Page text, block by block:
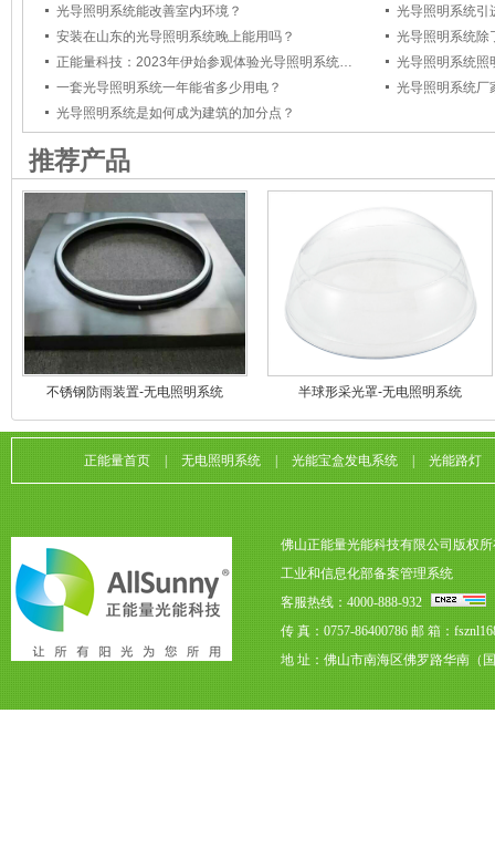
光导照明系统能改善室内环境？
光导照明系统引
安装在山东的光导照明系统晚上能用吗？
光导照明系统除
正能量科技：2023年伊始参观体验光导照明系统的客户络绎不绝
一套光导照明系统一年能省多少用电？
光导照明系统厂
光导照明系统是如何成为建筑的加分点？
推荐产品
不锈钢防雨装置-无电照明系统 半球形采光罩-无电照明系统
正能量首页 无电照明系统 光能宝盒发电系统 光能路灯
佛山正能量光能科技有限公司版权
工业和信息化部备案管理系统
客服热线：4000-888-932
传 真：0757-86400786 邮 箱：
地 址：佛山市南海区佛罗路华南（